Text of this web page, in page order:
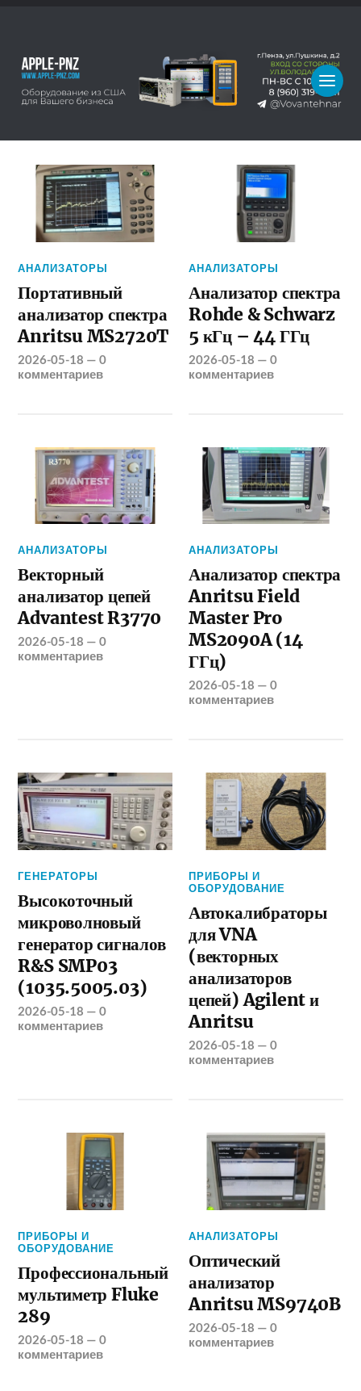
АНАЛИЗАТОРЫ
Портативный
анализатор спектра
Anritsu MS2720T
2026-05-18 —0
комментариев
АНАЛИЗАТОРЫ
Анализатор спектра
Rohde & Schwarz
5 кГц – 44 ГГц
2026-05-18 —0
комментариев
АНАЛИЗАТОРЫ
Векторный
анализатор цепей
Advantest R3770
2026-05-18 —0
комментариев
АНАЛИЗАТОРЫ
Анализатор спектра
Anritsu Field
Master Pro
MS2090A (14
ГГц)
2026-05-18 —0
комментариев
ГЕНЕРАТОРЫ
Высокоточный
микроволновый
генератор сигналов
R&S SMP03
(1035.5005.03)
2026-05-18 —0
комментариев
ПРИБОРЫ И
ОБОРУДОВАНИЕ
Автокалибраторы
для VNA
(векторных
анализаторов
цепей) Agilent и
Anritsu
2026-05-18 —0
комментариев
ПРИБОРЫ И
ОБОРУДОВАНИЕ
Профессиональный
мультиметр Fluke
289
2026-05-18 —0
комментариев
АНАЛИЗАТОРЫ
Оптический
анализатор
Anritsu MS9740B
2026-05-18 —0
комментариев